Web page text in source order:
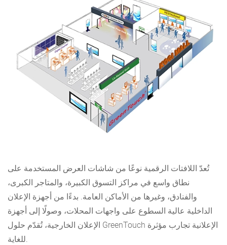
تُعدّ اللافتات الرقمية نوعًا من شاشات العرض المستخدمة على
نطاق واسع في مراكز التسوق الكبيرة، والمتاجر الكبرى،
والفنادق، وغيرها من الأماكن العامة. بدءًا من أجهزة الإعلان
الداخلية عالية السطوع على واجهات المحلات، وصولًا إلى أجهزة
الإعلان الخارجية، تُقدّم حلول GreenTouch الإعلانية تجارب مؤثرة
للغاية.